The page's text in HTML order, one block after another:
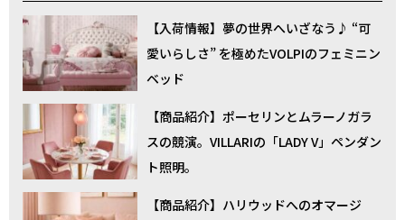
【入荷情報】夢の世界へいざなう♪ “可
愛いらしさ” を極めたVOLPIのフェミニン
ベッド
【商品紹介】ポーセリンとムラーノガラ
スの競演。VILLARIの「LADY V」ペンダン
ト照明。
【商品紹介】ハリウッドへのオマージ